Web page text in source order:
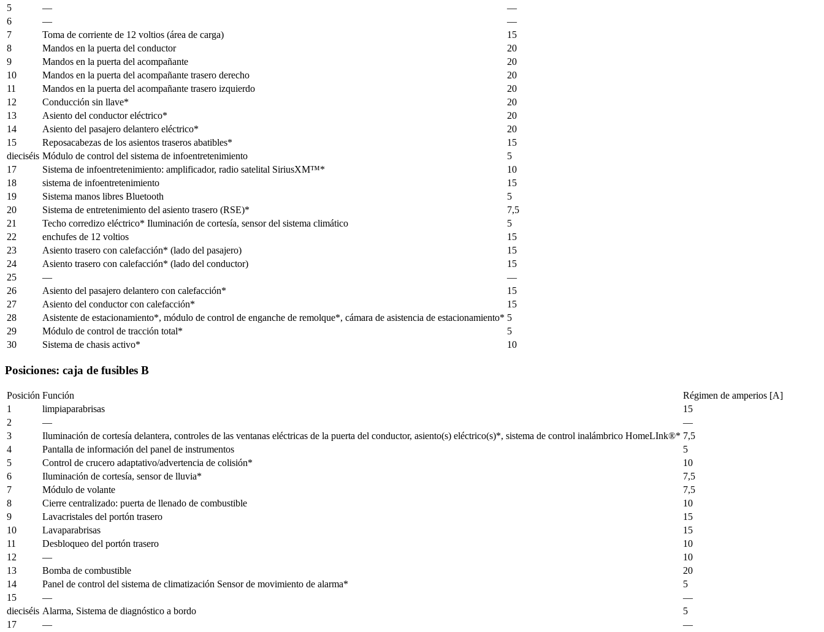
5
—
—
6
—
—
7
Toma de corriente de 12 voltios (área de carga)
15
8
Mandos en la puerta del conductor
20
9
Mandos en la puerta del acompañante
20
10
Mandos en la puerta del acompañante trasero derecho
20
11
Mandos en la puerta del acompañante trasero izquierdo
20
12
Conducción sin llave*
20
13
Asiento del conductor eléctrico*
20
14
Asiento del pasajero delantero eléctrico*
20
15
Reposacabezas de los asientos traseros abatibles*
15
dieciséis Módulo de control del sistema de infoentretenimiento
5
17
Sistema de infoentretenimiento: amplificador, radio satelital SiriusXM™*
10
18
sistema de infoentretenimiento
15
19
Sistema manos libres Bluetooth
5
20
Sistema de entretenimiento del asiento trasero (RSE)*
7,5
21
Techo corredizo eléctrico* Iluminación de cortesía, sensor del sistema climático
5
22
enchufes de 12 voltios
15
23
Asiento trasero con calefacción* (lado del pasajero)
15
24
Asiento trasero con calefacción* (lado del conductor)
15
25
—
—
26
Asiento del pasajero delantero con calefacción*
15
27
Asiento del conductor con calefacción*
15
28
Asistente de estacionamiento*, módulo de control de enganche de remolque*, cámara de asistencia de estacionamiento* 5
29
Módulo de control de tracción total*
5
30
Sistema de chasis activo* 10
Posiciones: caja de fusibles B
Posición Función
Régimen de amperios [A]
1
limpiaparabrisas
15
2
—
—
3
Iluminación de cortesía delantera, controles de las ventanas eléctricas de la puerta del conductor, asiento(s) eléctrico(s)*, sistema de control inalámbrico HomeLInk®* 7,5
4
Pantalla de información del panel de instrumentos
5
5
Control de crucero adaptativo/advertencia de colisión*
10
6
Iluminación de cortesía, sensor de lluvia*
7,5
7
Módulo de volante
7,5
8
Cierre centralizado: puerta de llenado de combustible
10
9
Lavacristales del portón trasero
15
10
Lavaparabrisas
15
11
Desbloqueo del portón trasero
10
12
—
10
13
Bomba de combustible
20
14
Panel de control del sistema de climatización Sensor de movimiento de alarma*
5
15
—
—
dieciséis Alarma, Sistema de diagnóstico a bordo
5
17
—
—